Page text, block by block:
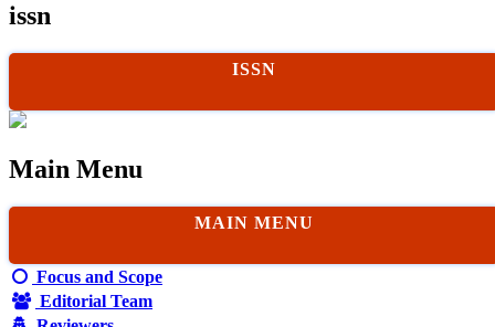
issn
ISSN
Main Menu
MAIN MENU
Focus and Scope
Editorial Team